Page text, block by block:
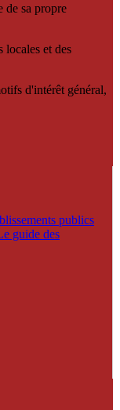
de sa propre
locales et des
d'intérêt général,
publics
guide des